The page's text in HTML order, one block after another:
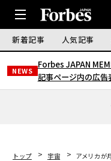
新着記事 人気記事
NEWS
Forbes JAPAN
記事ページ内の広
トップ 宇宙
アメリカが